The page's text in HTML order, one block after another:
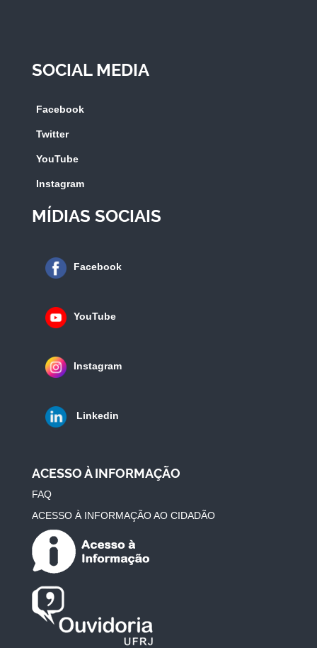
SOCIAL MEDIA
Facebook
Twitter
YouTube
Instagram
MÍDIAS SOCIAIS
Facebook
YouTube
Instagram
Linkedin
ACESSO À INFORMAÇÃO
FAQ
ACESSO À INFORMAÇÃO AO CIDADÃO